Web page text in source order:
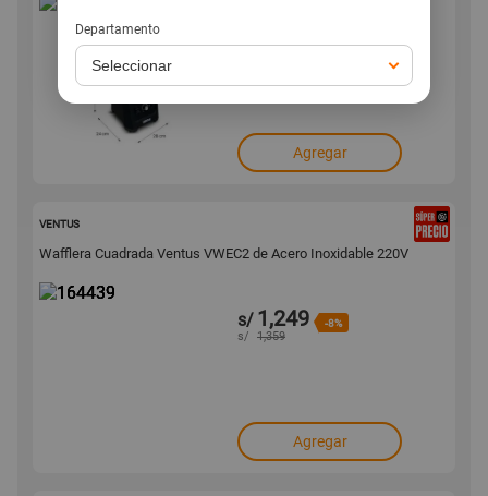
s/ 979
Agregar
VENTUS
Wafflera Cuadrada Ventus VWEC2 de Acero Inoxidable 220V
s/ 1,249 -8%
s/ 1,359
Agregar
Departamento